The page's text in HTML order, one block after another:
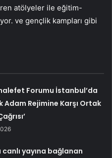
atölyeler ile eğitim-
ve gençlik kampları gibi
Forumu İstanbul’da
Adam Rejimine Karşı Ortak
canlı yayına bağlanan